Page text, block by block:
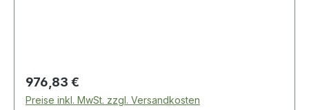
Regulärer Preis:
976,83 €
Preise inkl. MwSt. zzgl. Versandkosten